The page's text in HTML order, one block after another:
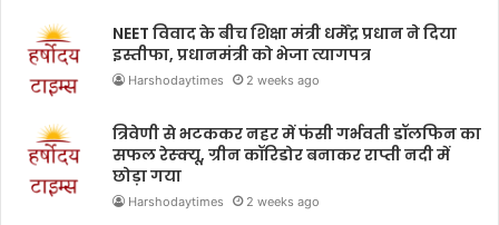
NEET विवाद के बीच शिक्षा मंत्री धर्मेंद्र प्रधान ने दिया
इस्तीफा, प्रधानमंत्री को भेजा त्यागपत्र
Harshodaytimes 2 weeks ago
त्रिवेणी से भटककर नहर में फंसी गर्भवती डॉलफिन का
सफल रेस्क्यू, ग्रीन कॉरिडोर बनाकर राप्ती नदी में
छोड़ा गया
Harshodaytimes 2 weeks ago